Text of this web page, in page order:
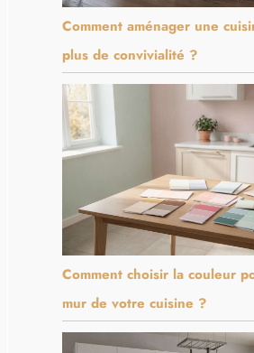
Comment aménager une
plus de convivialité ?
Comment choisir la couleur
mur de votre cuisine ?